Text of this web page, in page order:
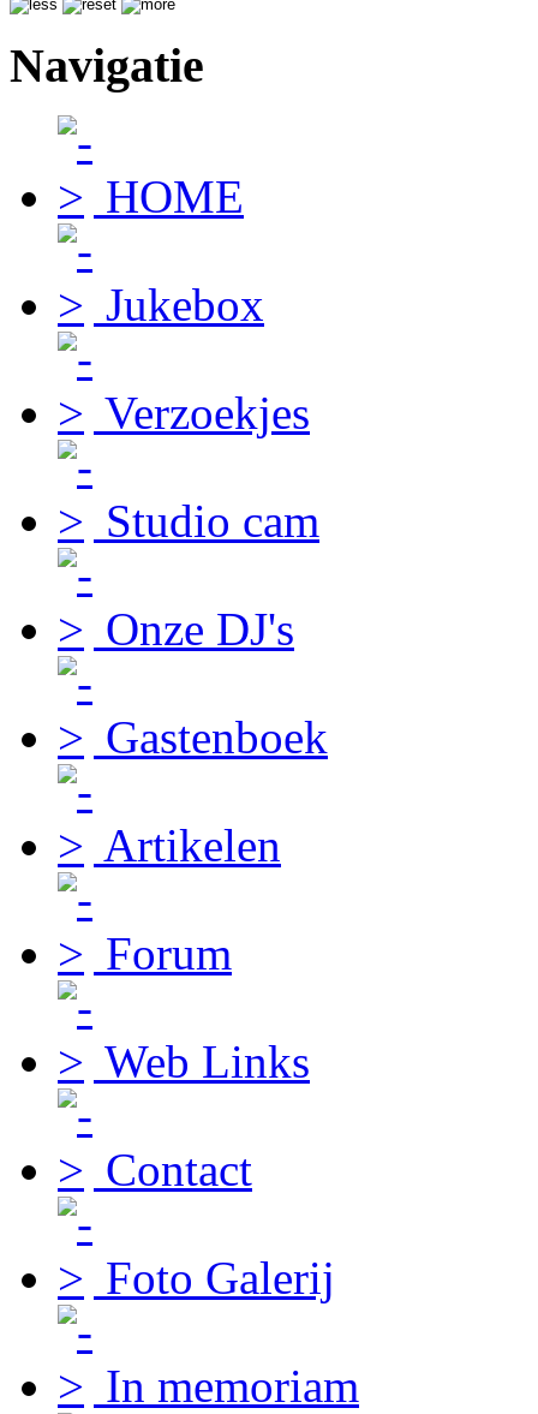
Navigatie
HOME
Jukebox
Verzoekjes
Studio cam
Onze DJ's
Gastenboek
Artikelen
Forum
Web Links
Contact
Foto Galerij
In memoriam